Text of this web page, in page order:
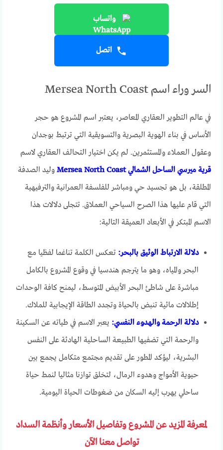
واتساب
اتصل
السر وراء اسم Mersea North Coast
في عالم التطوير العقاري المعاصر، يعتبر اسم المشروع هو حجر
الأساس في بناء الهوية البصرية والتسويقية التي ترتبط بوجدان
وعقول العملاء والمستثمرين. لم يكن اختيار التحالف العقاري لاسم
قرية ميرسي الساحل الشمالي Mersea North Coast
وليد الصدفة
المطلقة، بل هو تجسيد حي ومباشر للفلسفة العمرانية والترفيهية
التي قام عليها هذا الصرح السياحي العملاق. تتجلى دلالات هذا
الاسم المبتكر في الأبعاد العميقة التالية:
دلالة الارتباط الوثيق بالبحر: تعكس الكلمة تناغما لفظيا مع
البحر والمياه، وهو ما يترجم هندسيا في وقوع المشروع بالكامل
مباشرة على شاطئ البحر الأبيض المتوسط، ليمنح كافة الوحدات
إطلالات مائية تنبض بالحياة وتجدد الطاقة الإيجابية للملاك.
دلالة الرحمة والهدوء النفسي: يعبر الاسم في طياته عن السكينة
والرحمة التي تضفيها الطبيعة الساحلية الهادئة على النفس
البشرية، ليؤكد المطور على تقديم مجتمع متكامل يجمع بين
حيوية الأمواج وهدوء الرمال، لتخلق توازنا مثاليا لنمط حياة
ساحلي يهرب إليه السكان من ضغوطات الحياة اليومية.
لمعرفة المزيد عن المشروع وتفاصيل الأسعار وأنظمة السداد
تواصل معنا الآن